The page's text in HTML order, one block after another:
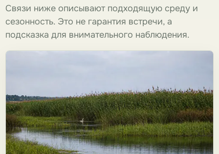
Связи ниже описывают подходящую среду и
сезонность. Это не гарантия встречи, а
подсказка для внимательного наблюдения.